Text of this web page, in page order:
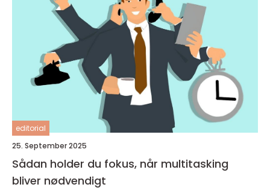
editorial
25. September 2025
Sådan holder du fokus, når multitasking
bliver nødvendigt